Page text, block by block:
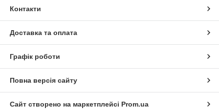
Контакти
Доставка та оплата
Графік роботи
Повна версія сайту
Сайт створено на маркетплейсі Prom.ua